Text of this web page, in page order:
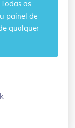
as
painel de
qualquer